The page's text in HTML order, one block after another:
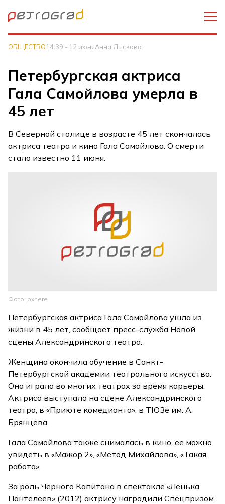
ОБЩЕСТВО14:39 - 12 июняАнна Лыскова
Петербургская актриса
Гала Самойлова умерла в
45 лет
В Северной столице в возрасте 45 лет скончалась
актриса театра и кино Гала Самойлова. О смерти
стало известно 11 июня.
Фото: pxhere
Петербургская актриса Гала Самойлова ушла из
жизни в 45 лет, сообщает пресс-служба Новой
сцены Александринского театра.
Женщина окончила обучение в Санкт-
Петербургской академии театрального искусства.
Она играла во многих театрах за время карьеры.
Актриса выступала на сцене Александринского
театра, в «Приюте комедианта», в ТЮЗе им. А.
Брянцева.
Гала Самойлова также снималась в кино, ее можно
увидеть в «Мажор 2», «Метод Михайлова», «Такая
работа».
За роль Черного Капитана в спектакле «Ленька
Пантелеев» (2012) актрису наградили Спецпризом